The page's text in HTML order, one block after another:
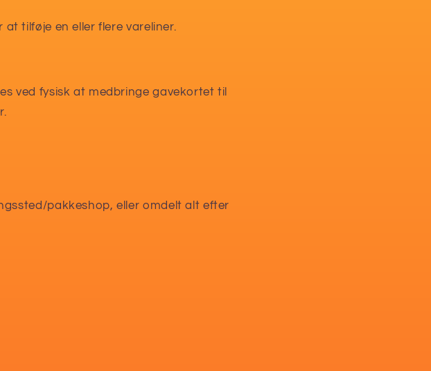
tilføje en eller flere vareliner.
ved fysisk at medbringe gavekortet til
pakkeshop, eller omdelt alt efter